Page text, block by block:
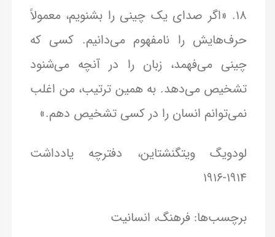
18. «اگر صدای یک چینی را بشنویم، معمولاً
حرف‌هایش را نامفهوم می‌دانیم. کسی که
چینی می‌فهمد، زبان را در آنچه می‌شنود
تشخیص می‌دهد. به همین ترتیب، من اغلب
نمی‌توانم انسان را در کسی تشخیص دهم.»
لودویگ ویتگنشتاین، دفترچه یادداشت
۱۹۱۴-۱۹۱۶
برچسب‌ها: فرهنگ، انسانیت